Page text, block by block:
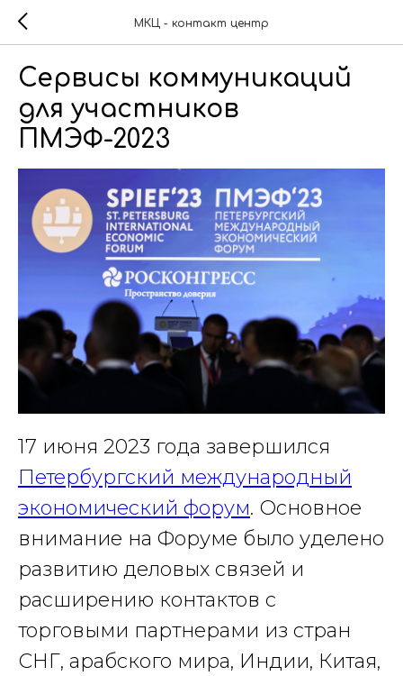
МКЦ - контакт центр
Сервисы коммуникаций
для участников
ПМЭФ-2023
17 июня 2023 года завершился
Петербургский международный
экономический форум. Основное
внимание на Форуме было уделено
развитию деловых связей и
расширению контактов с
торговыми партнерами из стран
СНГ, арабского мира, Индии, Китая,